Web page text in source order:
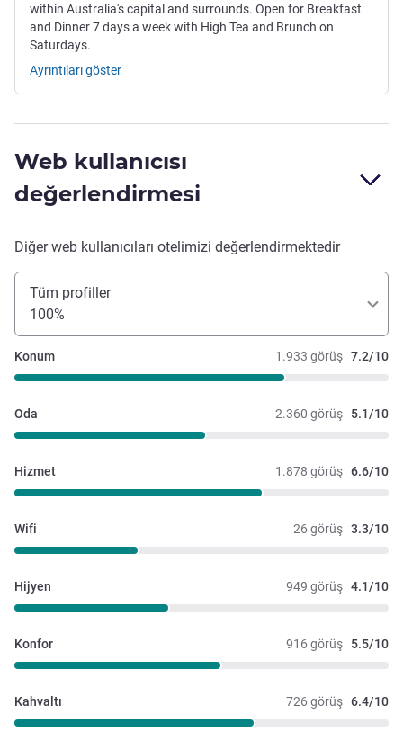
within Australia's capital and surrounds. Open for Breakfast
and Dinner 7 days a week with High Tea and Brunch on
Saturdays.
Ayrıntıları göster
Web kullanıcısı
değerlendirmesi
Diğer web kullanıcıları otelimizi değerlendirmektedir
Tüm profiller
100%
1.933 görüş 7.2/10
Konum
2.360 görüş 5.1/10
Oda
1.878 görüş 6.6/10
Hizmet
26 görüş 3.3/10
Wifi
949 görüş 4.1/10
Hijyen
916 görüş 5.5/10
Konfor
726 görüş 6.4/10
Kahvaltı